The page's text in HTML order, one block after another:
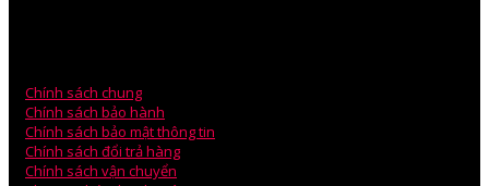
Chính sách chung
Chính sách bảo hành
Chính sách bảo mật thông tin
Chính sách đổi trả hàng
Chính sách vận chuyển